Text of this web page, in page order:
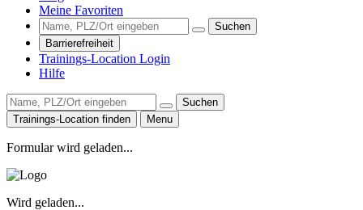
Meine Favoriten
Suchen
Barrierefreiheit
Trainings-Location Login
Hilfe
Suchen
Trainings-Location finden
Menu
Formular wird geladen...
Wird geladen...